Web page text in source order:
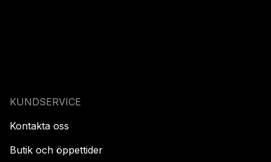
KUNDSERVICE
Kontakta oss
Butik och öppettider